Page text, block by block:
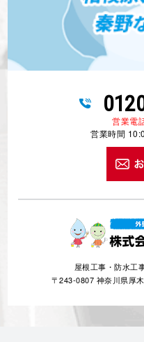
営業電
営業時間
屋根工事・防水工
〒243-0807 神奈川県厚